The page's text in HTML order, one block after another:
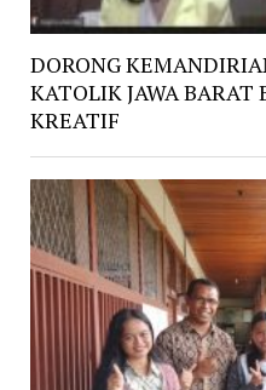
DORONG
KATOLIK JAWA BARAT
KREATIF